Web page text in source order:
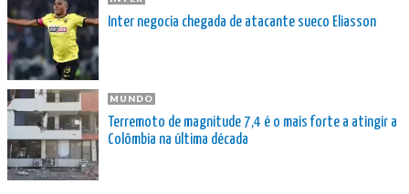
Inter negocia chegada de atacante sueco Eliasson
MUNDO
Terremoto de magnitude 7,4 é o mais forte a atingir a
Colômbia na última década